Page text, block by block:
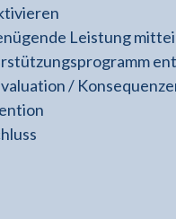
Leistung
/